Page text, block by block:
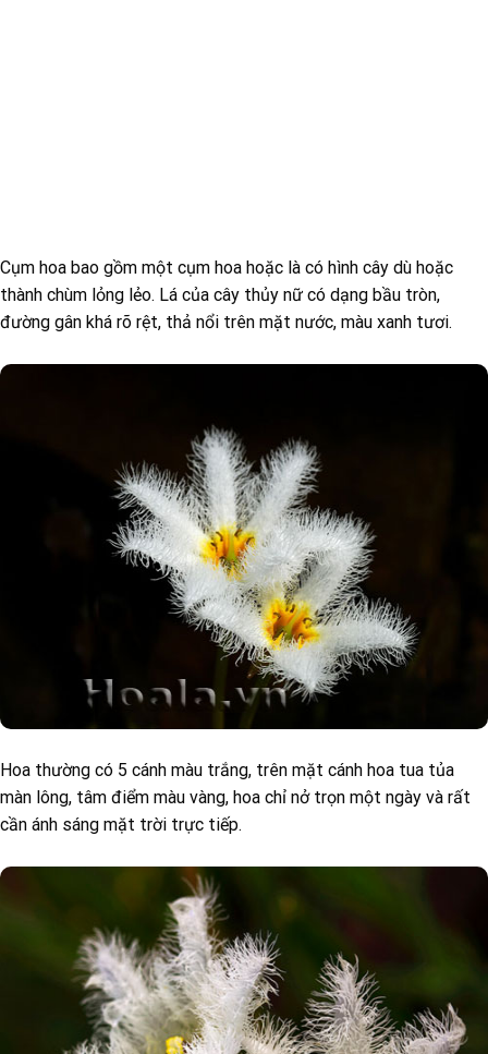
Cụm hoa bao gồm một cụm hoa hoặc là có hình cây dù hoặc
thành chùm lỏng lẻo. Lá của cây thủy nữ có dạng bầu tròn,
đường gân khá rõ rệt, thả nổi trên mặt nước, màu xanh tươi.
Hoa thường có 5 cánh màu trắng, trên mặt cánh hoa tua tủa
màn lông, tâm điểm màu vàng, hoa chỉ nở trọn một ngày và rất
cần ánh sáng mặt trời trực tiếp.